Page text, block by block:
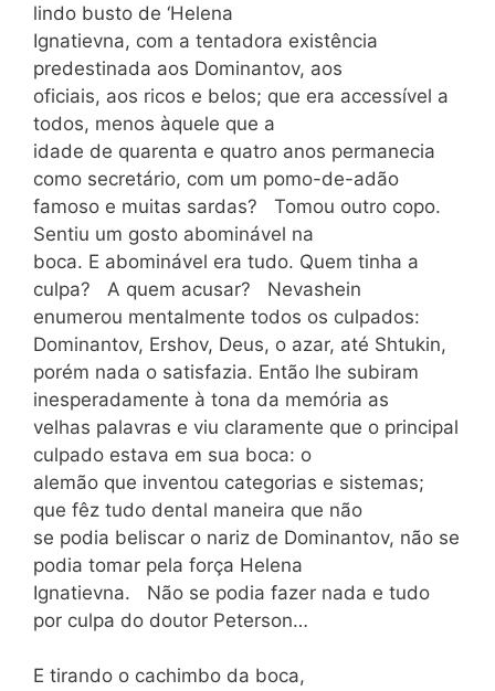
lindo busto de ‘Helena
Ignatievna, com a tentadora existência
predestinada aos Dominantov, aos
oficiais, aos ricos e belos; que era accessível a
todos, menos àquele que a
idade de quarenta e quatro anos permanecia
como secretário, com um pomo-de-adão
famoso e muitas sardas? Tomou outro copo.
Sentiu um gosto abominável na
boca. E abominável era tudo. Quem tinha a
culpa? A quem acusar? Nevashein
enumerou mentalmente todos os culpados:
Dominantov, Ershov, Deus, o azar, até Shtukin,
porém nada o satisfazia. Então lhe subiram
inesperadamente à tona da memória as
velhas palavras e viu claramente que o principal
culpado estava em sua boca: o
alemão que inventou categorias e sistemas;
que fêz tudo dental maneira que não
se podia beliscar o nariz de Dominantov, não se
podia tomar pela força Helena
Ignatievna. Não se podia fazer nada e tudo
por culpa do doutor Peterson…
E tirando o cachimbo da boca,